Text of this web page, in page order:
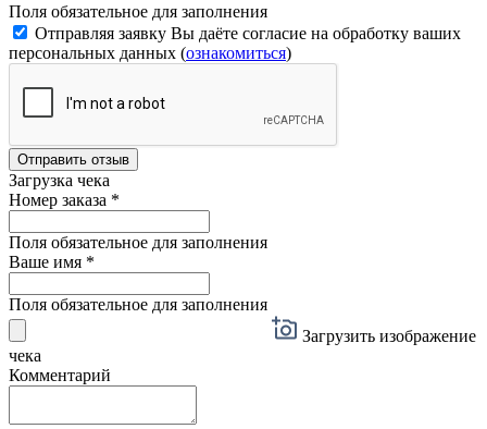
Поля обязательное для заполнения
Отправляя заявку Вы даёте согласие на обработку ваших
персональных данных (ознакомиться)
Отправить отзыв
Загрузка чека
Номер заказа *
Поля обязательное для заполнения
Ваше имя *
Поля обязательное для заполнения
Загрузить изображение
чека
Комментарий